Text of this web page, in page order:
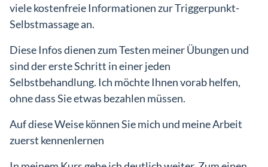
viele kostenfreie Informationen zur Triggerpunkt-
Selbstmassage an.
Diese Infos dienen zum Testen meiner Übungen und
sind der erste Schritt in einer jeden
Selbstbehandlung. Ich möchte Ihnen vorab helfen,
ohne dass Sie etwas bezahlen müssen.
Auf diese Weise können Sie mich und meine Arbeit
zuerst kennenlernen